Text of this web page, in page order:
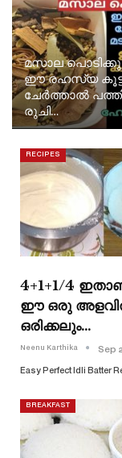
മസാല
ഈ രഹസ്യ കൂട്ട്
ചേർത്താൽ
രുചി…
RECIPES
4+1+1/4
ഈ ഒരു അളവിൽ
ഒരിക്കലും…
Neenu Karthika Sep
Easy Perfect Idli Batter
BREAKFAST